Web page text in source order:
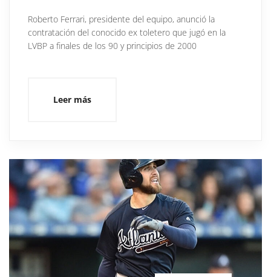
Roberto Ferrari, presidente del equipo, anunció la
contratación del conocido ex toletero que jugó en la
LVBP a finales de los 90 y principios de 2000
Leer más